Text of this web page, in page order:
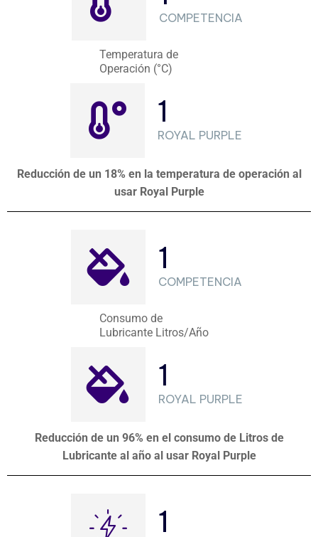
COMPETENCIA
Temperatura de
Operación (°C)
1
ROYAL PURPLE
Reducción de un 18% en la temperatura de operación al
usar Royal Purple
1
COMPETENCIA
Consumo de
Lubricante Litros/Año
1
ROYAL PURPLE
Reducción de un 96% en el consumo de Litros de
Lubricante al año al usar Royal Purple
1